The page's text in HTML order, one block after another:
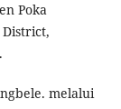
Poka
melalui